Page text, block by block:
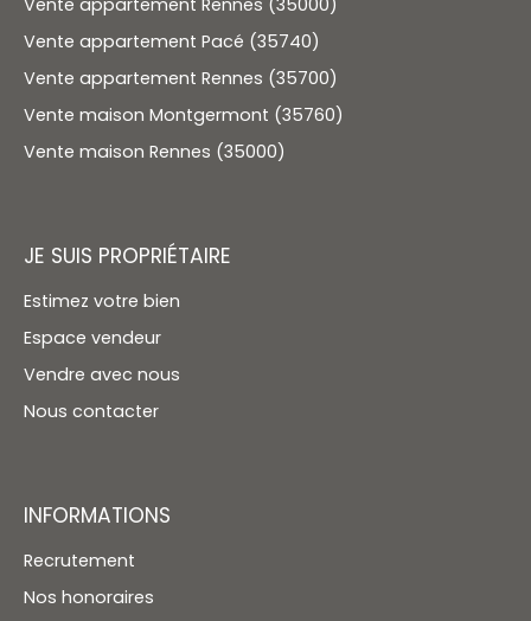
Vente appartement Rennes (35000)
Vente appartement Pacé (35740)
Vente appartement Rennes (35700)
Vente maison Montgermont (35760)
Vente maison Rennes (35000)
JE SUIS PROPRIÉTAIRE
Estimez votre bien
Espace vendeur
Vendre avec nous
Nous contacter
INFORMATIONS
Recrutement
Nos honoraires